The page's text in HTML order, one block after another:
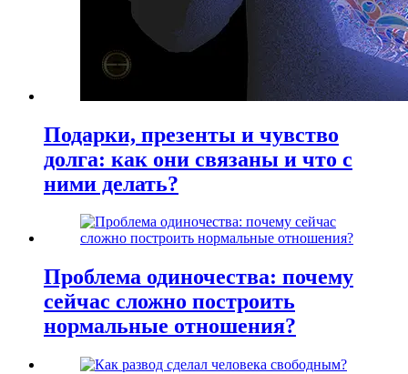
Подарки, презенты и чувство
долга: как они связаны и что с
ними делать?
Проблема одиночества: почему
сейчас сложно построить
нормальные отношения?